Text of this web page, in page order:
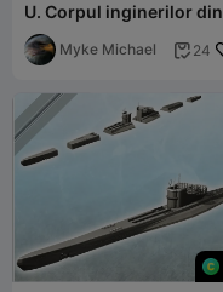
U. Corpul inginerilor din
armata SUA
Myke Michael  24